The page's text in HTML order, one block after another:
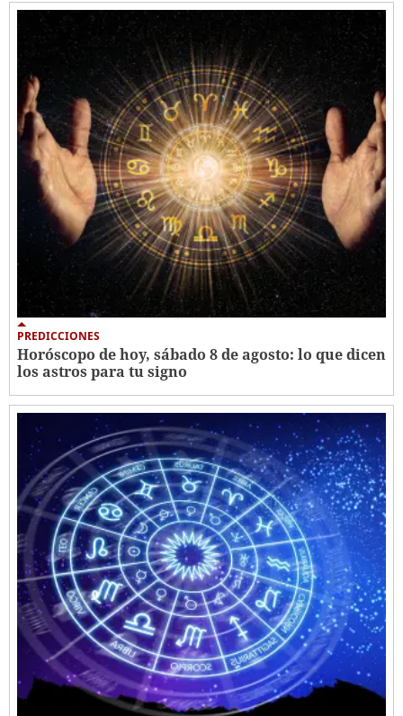
PREDICCIONES
Horóscopo de hoy, sábado 8 de agosto: lo que dicen
los astros para tu signo